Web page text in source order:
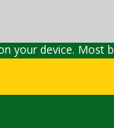
your device. Most